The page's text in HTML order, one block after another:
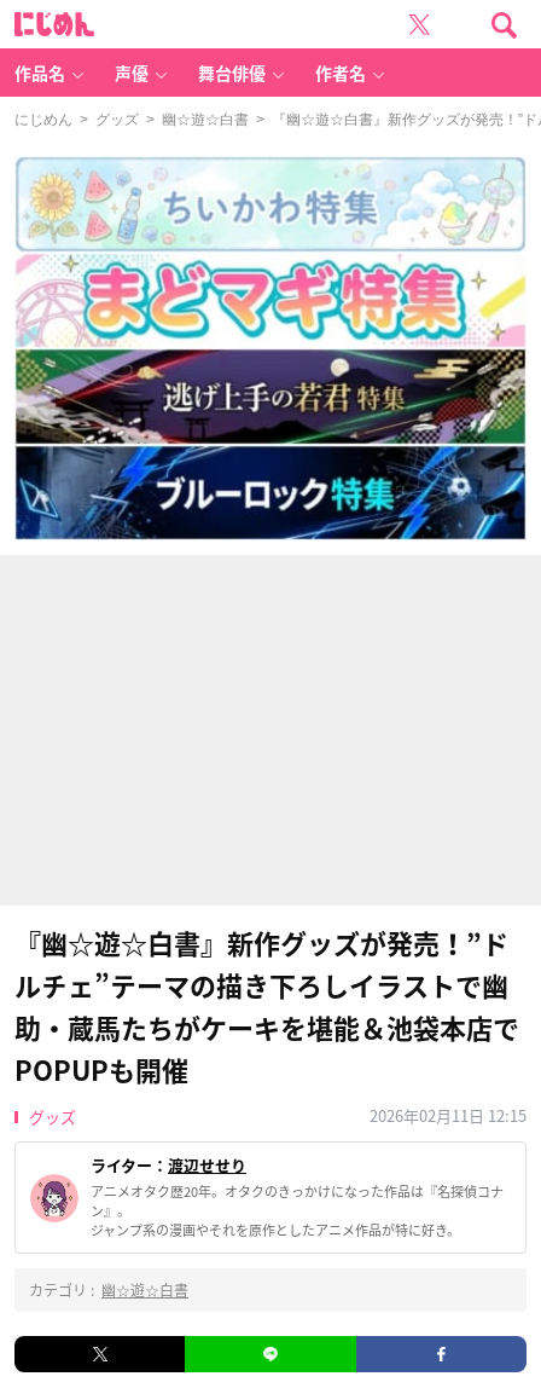
作品名 声優 舞台俳優 作者名
にじめん > グッズ > 幽☆遊☆白書 > 『幽☆遊☆白書』新作グッズが発売！”ド
『幽☆遊☆白書』新作グッズが発売！”ド
ルチェ”テーマの描き下ろしイラストで幽
助・蔵馬たちがケーキを堪能＆池袋本店で
POPUPも開催
グッズ 2026年02月11日 12:15
ライター： 渡辺せせり
アニメオタク歴20年。オタクのきっかけになった作品は『名探偵コナ
ン』。
ジャンプ系の漫画やそれを原作としたアニメ作品が特に好き。
カテゴリ : 幽☆遊☆白書